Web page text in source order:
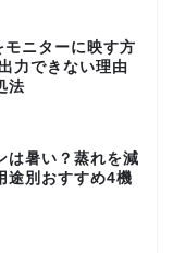
ニターに映す方
力できない理由
法
は暑い？蒸れを減
途別おすすめ4機